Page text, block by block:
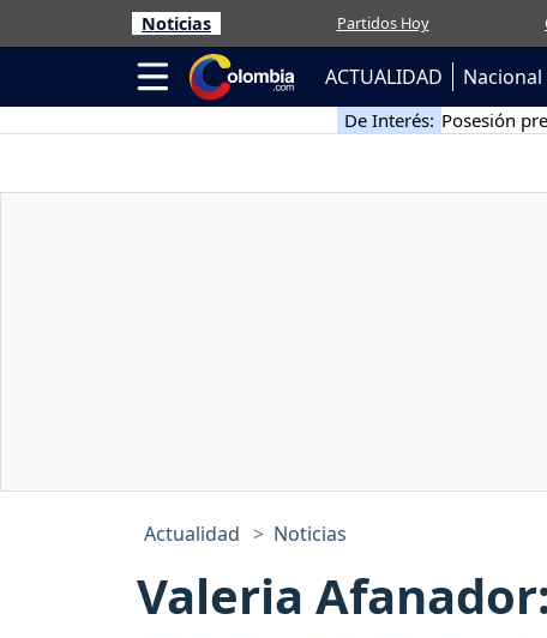
Noticias Partidos Hoy
ACTUALIDAD Nacional
De Interés: Posesión
Actualidad Noticias
Valeria